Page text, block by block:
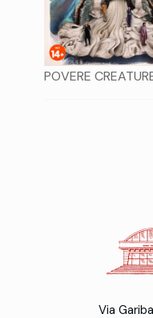
POVERE
Via